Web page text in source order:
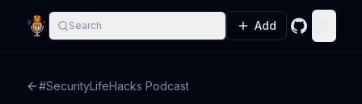
Search Add GitHub
#SecurityLifeHacks Podcast